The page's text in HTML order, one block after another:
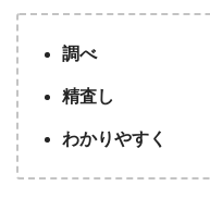
調べ
精査し
わかりやすく